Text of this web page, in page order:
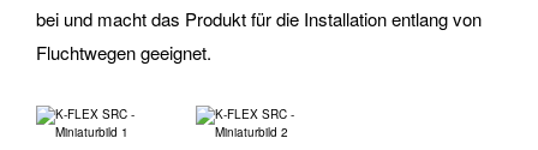
bei und macht das Produkt für die Installation entlang von
Fluchtwegen geeignet.